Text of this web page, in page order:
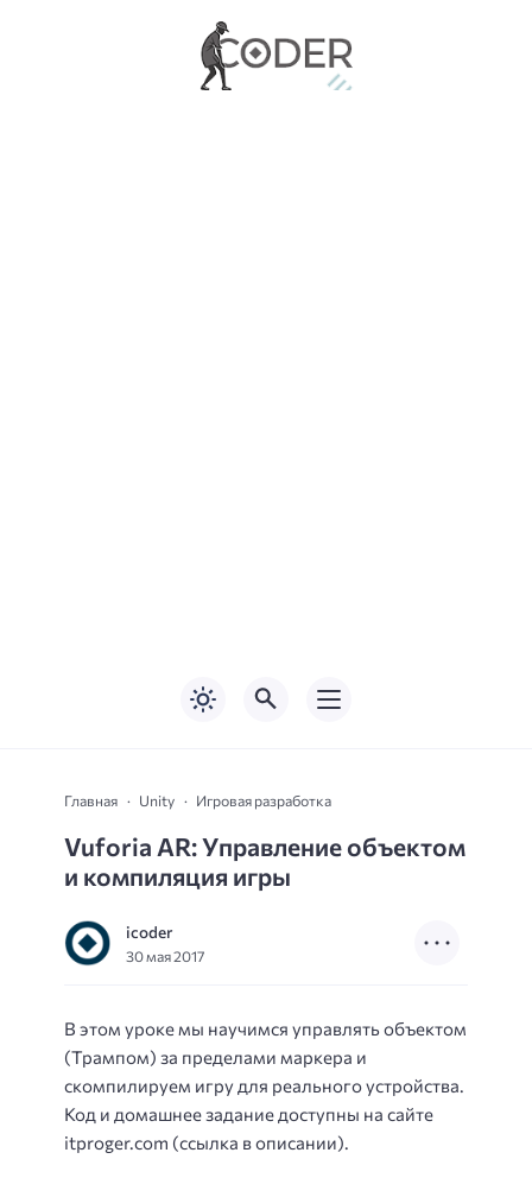
Главная Unity Игровая разработка
Vuforia AR: Управление объектом
и компиляция игры
icoder
30 мая 2017
В этом уроке мы научимся управлять объектом
(Трампом) за пределами маркера и
скомпилируем игру для реального устройства.
Код и домашнее задание доступны на сайте
itproger.com (ссылка в описании).